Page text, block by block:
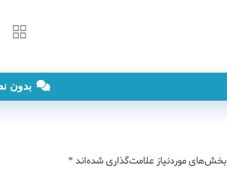
بدون
بخش‌های موردنیاز علامت‌گذاری شده‌اند *